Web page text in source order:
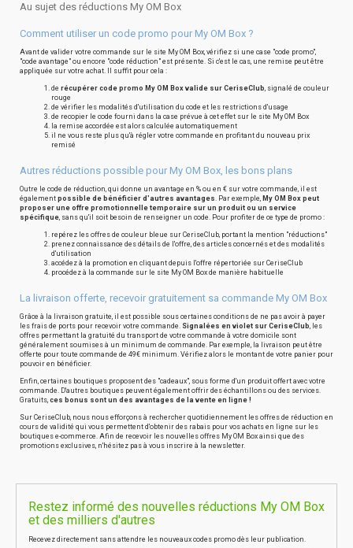
Au sujet des réductions My OM Box
Comment utiliser un code promo pour My OM Box ?
Avant de valider votre commande sur le site My OM Box, vérifiez si une case "code promo",
"code avantage" ou encore "code réduction" est présente. Si c'est le cas, une remise peut être
appliquée sur votre achat. Il suffit pour cela :
de récupérer code promo My OM Box valide sur CeriseClub, signalé de couleur
rouge
de vérifier les modalités d'utilisation du code et les restrictions d'usage
de recopier le code fourni dans la case prévue à cet effet sur le site My OM Box
la remise accordée est alors calculée automatiquement
il ne vous reste plus qu'à régler votre commande en profitant du nouveau prix
remisé
Autres réductions possible pour My OM Box, les bons plans
Outre le code de réduction, qui donne un avantage en % ou en € sur votre commande, il est
également possible de bénéficier d'autres avantages. Par exemple, My OM Box peut
proposer une offre promotionnelle temporaire sur un produit ou un service
spécifique, sans qu'il soit besoin de renseigner un code. Pour profiter de ce type de promo :
repérez les offres de couleur bleue sur CeriseClub, portant la mention "réductions"
prenez connaissance des détails de l'offre, des articles concernés et des modalités
d'utilisation
accédez à la promotion en cliquant depuis l'offre répertoriée sur CeriseClub
procédez à la commande sur le site My OM Box de manière habituelle
La livraison offerte, recevoir gratuitement sa commande My OM Box
Grâce à la livraison gratuite, il est possible sous certaines conditions de ne pas avoir à payer
les frais de ports pour recevoir votre commande. Signalées en violet sur CeriseClub, les
offres permettant la gratuité du transport de votre commande à votre domicile sont
généralement soumises à un minimum de commande. Par exemple, la livraison peut être
offerte pour toute commande de 49€ minimum. Vérifiez alors le montant de votre panier pour
pouvoir en bénéficier.
Enfin, certaines boutiques proposent des "cadeaux", sous forme d'un produit offert avec votre
commande. D'autres boutiques peuvent également offrir des échantillons ou des services.
Gratuits, ces bonus sont un des avantages de la vente en ligne !
Sur CeriseClub, nous nous efforçons à rechercher quotidiennement les offres de réduction en
cours de validité qui vous permettent d'obtenir des rabais pour vos achats en ligne sur les
boutiques e-commerce. Afin de recevoir les nouvelles offres My OM Box ainsi que des
promotions exclusives, n'hésitez pas à vous inscrire à la newsletter.
Restez informé des nouvelles réductions My OM Box
et des milliers d'autres
Recevez directement sans attendre les nouveaux codes promo dès leur publication.